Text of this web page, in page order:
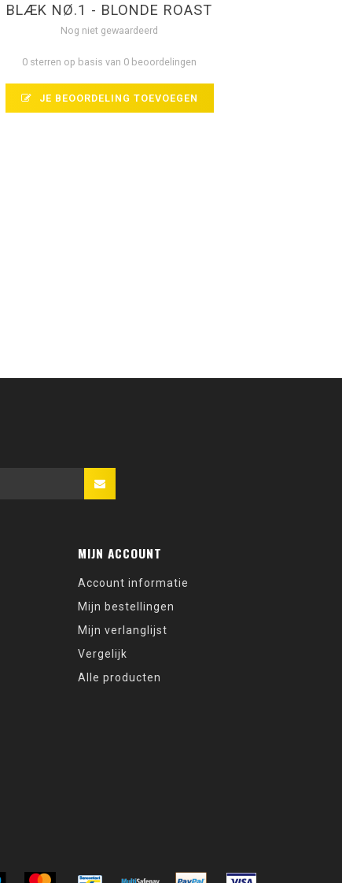
BLÆK NØ.1 - BLONDE ROAST
Nog niet gewaardeerd
0 sterren op basis van 0 beoordelingen
JE BEOORDELING TOEVOEGEN
MIJN ACCOUNT
Account informatie
Mijn bestellingen
Mijn verlanglijst
Vergelijk
Alle producten